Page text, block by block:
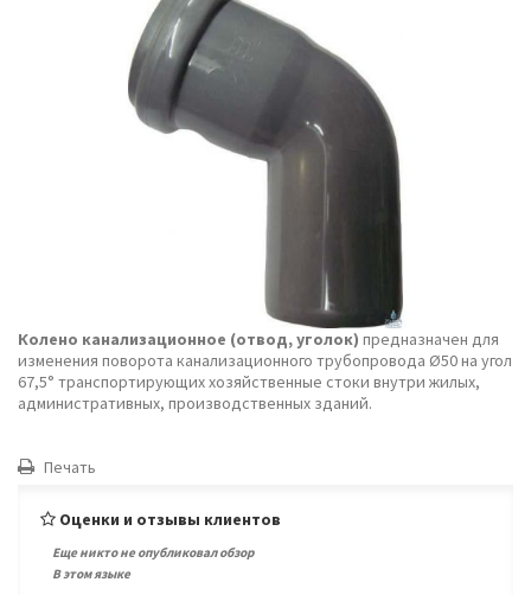
Колено канализационное (отвод, уголок) предназначен для
изменения поворота канализационного трубопровода Ø50 на угол
67,5° транспортирующих хозяйственные стоки внутри жилых,
административных, производственных зданий.
Печать
Оценки и отзывы клиентов
Еще никто не опубликовал обзор
В этом языке